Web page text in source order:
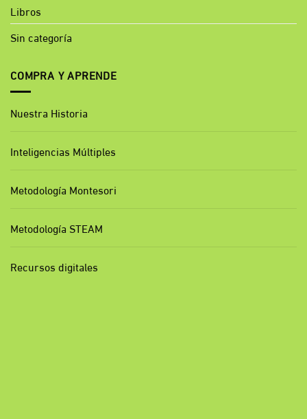
Libros
Sin categoría
COMPRA Y APRENDE
Nuestra Historia
Inteligencias Múltiples
Metodología Montesori
Metodología STEAM
Recursos digitales